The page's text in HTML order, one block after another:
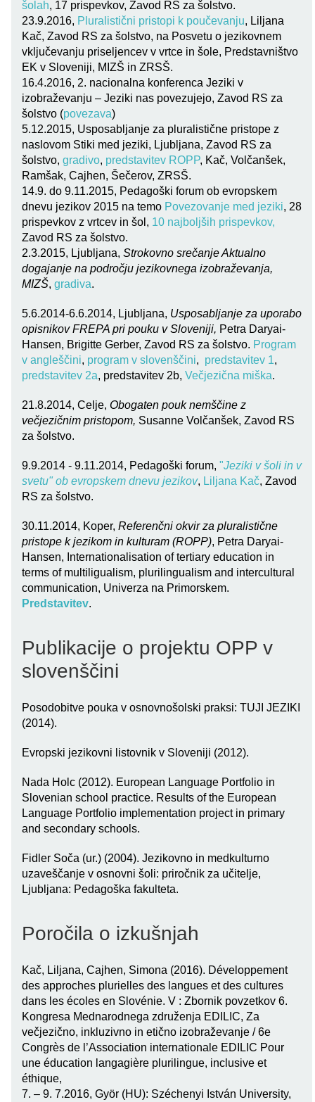
šolah, 17 prispevkov, Zavod RS za šolstvo.
23.9.2016, Pluralistični pristopi k poučevanju, Liljana
Kač, Zavod RS za šolstvo, na Posvetu o jezikovnem
vključevanju priseljencev v vrtce in šole, Predstavništvo
EK v Sloveniji, MIZŠ in ZRSŠ.
16.4.2016, 2. nacionalna konferenca Jeziki v
izobraževanju – Jeziki nas povezujejo, Zavod RS za
šolstvo (povezava)
5.12.2015, Usposabljanje za pluralistične pristope z
naslovom Stiki med jeziki, Ljubljana, Zavod RS za
šolstvo, gradivo, predstavitev ROPP, Kač, Volčanšek,
Ramšak, Cajhen, Šečerov, ZRSŠ.
14.9. do 9.11.2015, Pedagoški forum ob evropskem
dnevu jezikov 2015 na temo Povezovanje med jeziki, 28
prispevkov z vrtcev in šol, 10 najboljših prispevkov,
Zavod RS za šolstvo.
2.3.2015, Ljubljana, Strokovno srečanje Aktualno
dogajanje na področju jezikovnega izobraževanja,
MIZŠ, gradiva.
5.6.2014-6.6.2014, Ljubljana, Usposabljanje za uporabo
opisnikov FREPA pri pouku v Sloveniji, Petra Daryai-
Hansen, Brigitte Gerber, Zavod RS za šolstvo. Program
v angleščini, program v slovenščini, predstavitev 1,
predstavitev 2a, predstavitev 2b, Večjezična miška.
21.8.2014, Celje, Obogaten pouk nemščine z
večjezičnim pristopom, Susanne Volčanšek, Zavod RS
za šolstvo.
9.9.2014 - 9.11.2014, Pedagoški forum, "Jeziki v šoli in v
svetu" ob evropskem dnevu jezikov, Liljana Kač, Zavod
RS za šolstvo.
30.11.2014, Koper, Referenčni okvir za pluralistične
pristope k jezikom in kulturam (ROPP), Petra Daryai-
Hansen, Internationalisation of tertiary education in
terms of multiligualism, plurilingualism and intercultural
communication, Univerza na Primorskem.
Predstavitev.
Publikacije o projektu OPP v
slovenščini
Posodobitve pouka v osnovnošolski praksi: TUJI JEZIKI
(2014).
Evropski jezikovni listovnik v Sloveniji (2012).
Nada Holc (2012). European Language Portfolio in
Slovenian school practice. Results of the European
Language Portfolio implementation project in primary
and secondary schools.
Fidler Soča (ur.) (2004). Jezikovno in medkulturno
uzaveščanje v osnovni šoli: priročnik za učitelje,
Ljubljana: Pedagoška fakulteta.
Poročila o izkušnjah
Kač, Liljana, Cajhen, Simona (2016). Développement
des approches plurielles des langues et des cultures
dans les écoles en Slovénie. V : Zbornik povzetkov 6.
Kongresa Mednarodnega združenja EDILIC, Za
večjezično, inkluzivno in etično izobraževanje / 6e
Congrès de l’Association internationale EDILIC Pour
une éducation langagière plurilingue, inclusive et
éthique,
7. – 9. 7.2016, Györ (HU): Széchenyi István University,